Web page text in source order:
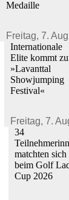
Medaille
Freitag, 7.
Internationale
Elite kommt
»Lavanttal
Showjumping
Festival«
Freitag, 7.
34
matchten sich
beim Golf
Cup 2026